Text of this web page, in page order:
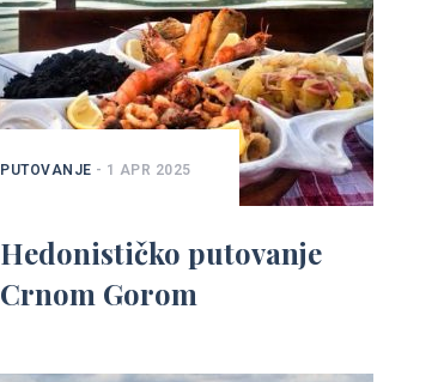
PUTOVANJE - 1 APR 2025
Hedonističko putovanje
Crnom Gorom